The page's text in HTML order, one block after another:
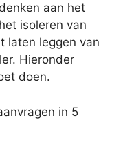
aan het
isoleren van
laten leggen van
Hieronder
doen.
in 5